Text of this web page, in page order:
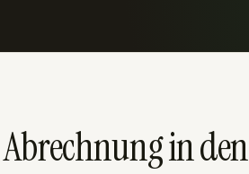
in den